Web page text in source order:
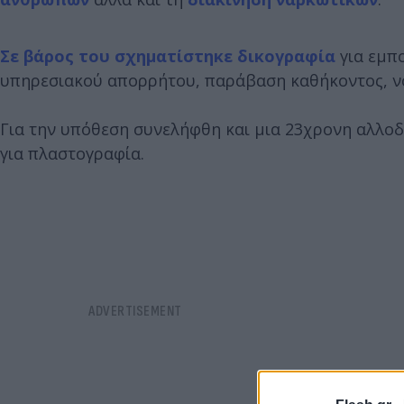
Σε βάρος του σχηματίστηκε δικογραφία για
υπηρεσιακού απορρήτου, παράβαση καθήκοντος,
Για την υπόθεση συνελήφθη και μια 23χρονη
για πλαστογραφία.